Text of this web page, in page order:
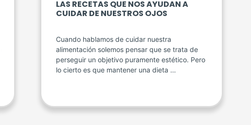
LAS RECETAS QUE NOS AYUDAN A
CUIDAR DE NUESTROS OJOS
Cuando hablamos de cuidar nuestra
alimentación solemos pensar que se trata de
perseguir un objetivo puramente estético. Pero
lo cierto es que mantener una dieta …